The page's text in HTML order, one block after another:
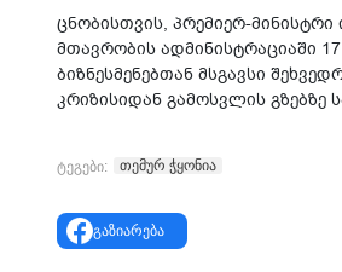
ცნობისთვის, პრემიერ-
მთავრობის ადმინისტრაციაში
ბიზნესმენებთან მსგავსი
კრიზისიდან გამოსვლის გზებზე
ტეგები: თემურ ჭყონია
გაზიარება